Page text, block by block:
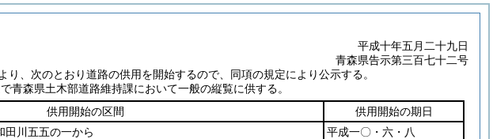
平成十年五月二十九日
青森県告示第三百七十二号
り、次のとおり道路の供用を開始するので、同項の規定により公示する。
青森県土木部道路維持課において一般の縦覧に供する。
供用開始の区間
供用開始の期日
田川五五の一から
平成一〇・六・八